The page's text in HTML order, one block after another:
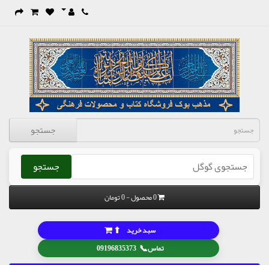
جستجو
جستجو
0 محصول - 0 تومان
تماس📞
09196835373
سبد خرید ⬆